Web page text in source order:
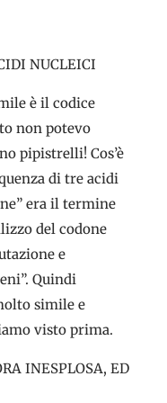
NUCLEICI
è il codice
non potevo
pipistrelli! Cos’è
di tre acidi
era il termine
del codone
e
Quindi
simile e
visto prima.
INESPLOSA, ED